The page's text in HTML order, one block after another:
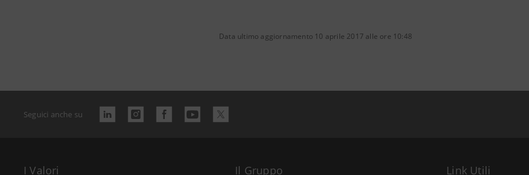
Data ultimo aggiornamento 10 aprile 2017 alle ore 10:48
Seguici anche su
I Valori Il Gruppo Link Utili